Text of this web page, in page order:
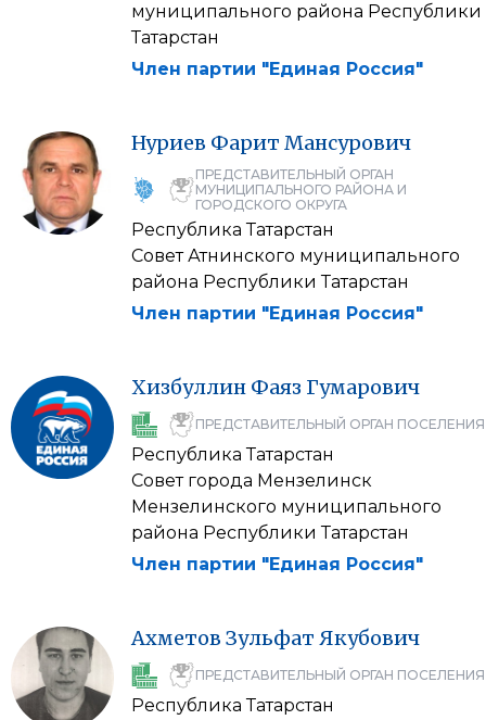
муниципального района Республики
Татарстан
Член партии "Единая Россия"
Нуриев Фарит Мансурович
ПРЕДСТАВИТЕЛЬНЫЙ ОРГАН
МУНИЦИПАЛЬНОГО РАЙОНА И
ГОРОДСКОГО ОКРУГА
Республика Татарстан
Совет Атнинского муниципального
района Республики Татарстан
Член партии "Единая Россия"
Хизбуллин Фаяз Гумарович
ПРЕДСТАВИТЕЛЬНЫЙ ОРГАН ПОСЕЛЕНИЯ
Республика Татарстан
Совет города Мензелинск
Мензелинского муниципального
района Республики Татарстан
Член партии "Единая Россия"
Ахметов Зульфат Якубович
ПРЕДСТАВИТЕЛЬНЫЙ ОРГАН ПОСЕЛЕНИЯ
Республика Татарстан